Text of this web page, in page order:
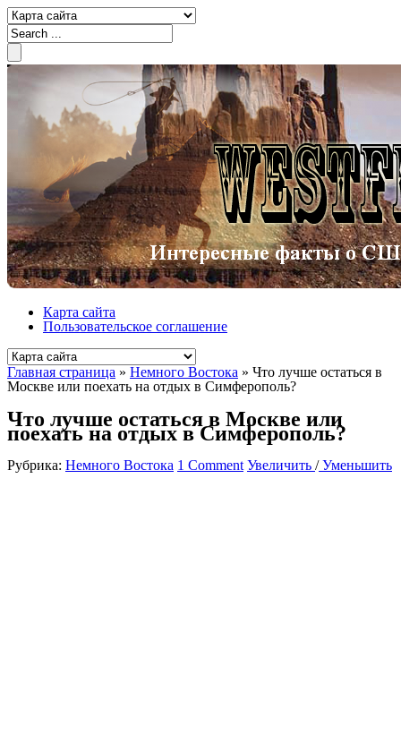
Карта сайта
Пользовательское соглашение
Главная страница » Немного Востока » Что лучше остаться в
Москве или поехать на отдых в Симферополь?
Что лучше остаться в Москве или
поехать на отдых в Симферополь?
Рубрика: Немного Востока 1 Comment Увеличить /Уменьшить